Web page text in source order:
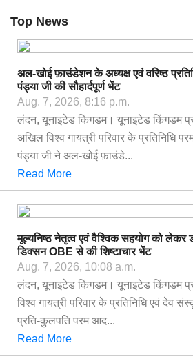
Top News
अल-खोई फ़ाउंडेशन के अध्यक्ष एवं वरिष्ठ
पंड्या जी की सौहार्दपूर्ण भेंट
Aug. 7, 2026, 8:16 p.m.
लंदन, यूनाइटेड किंगडम। यूनाइटेड किंगडम
अखिल विश्व गायत्री परिवार के प्रतिनिधि
पंड्या जी ने अल-खोई फ़ाउंडे...
Read More
मूल्यनिष्ठ नेतृत्व एवं वैश्विक सहयोग को लेकर
डिक्सन OBE से की शिष्टाचार भेंट
Aug. 7, 2026, 10:08 a.m.
लंदन, यूनाइटेड किंगडम। यूनाइटेड किंगडम
विश्व गायत्री परिवार के प्रतिनिधि एवं देव
प्रति-कुलपति परम आद...
Read More